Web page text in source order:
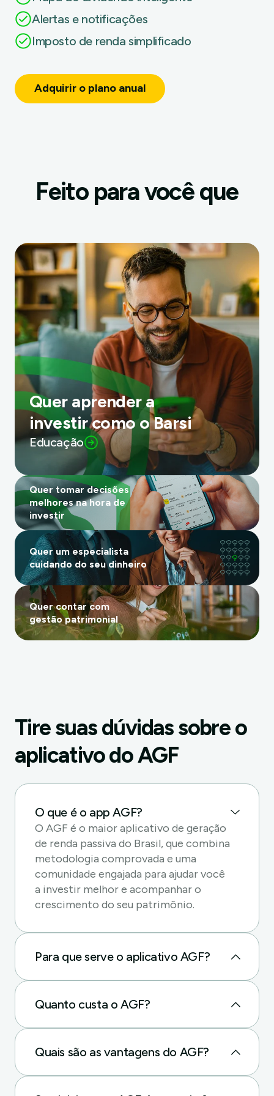
Alertas e notificações
Imposto de renda simplificado
Adquirir o plano anual
Feito para você que
Quer aprender a
investir como o Barsi
Educação
Quer tomar decisões
melhores na hora de
investir
Quer um especialista
cuidando do seu dinheiro
Quer contar com
gestão patrimonial
Tire suas dúvidas sobre o
aplicativo do AGF
O que é o app AGF?
O AGF é o maior aplicativo de geração
de renda passiva do Brasil, que combina
metodologia comprovada e uma
comunidade engajada para ajudar você
a investir melhor e acompanhar o
crescimento do seu patrimônio.
Para que serve o aplicativo AGF?
construir renda passiva com
Quanto custa o AGF?
por dia.
Quais são as vantagens do AGF?